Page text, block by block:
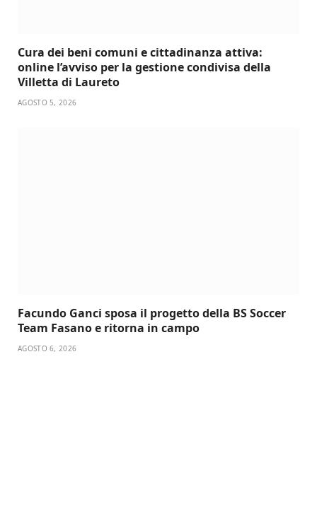
Cura dei beni comuni e cittadinanza attiva:
online l’avviso per la gestione condivisa della
Villetta di Laureto
AGOSTO 5, 2026
Facundo Ganci sposa il progetto della BS Soccer
Team Fasano e ritorna in campo
AGOSTO 6, 2026